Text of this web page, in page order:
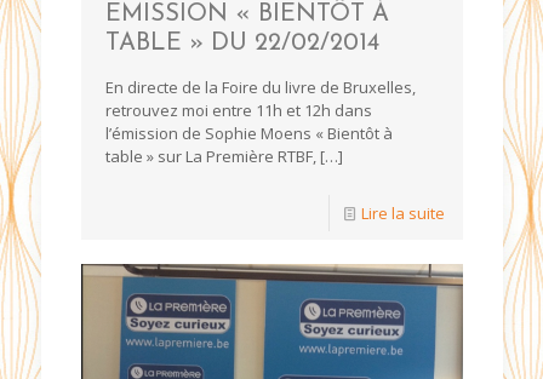
EMISSION « BIENTÔT À
TABLE » DU 22/02/2014
En directe de la Foire du livre de Bruxelles,
retrouvez moi entre 11h et 12h dans
l’émission de Sophie Moens « Bientôt à
table » sur La Première RTBF, […]
Lire la suite